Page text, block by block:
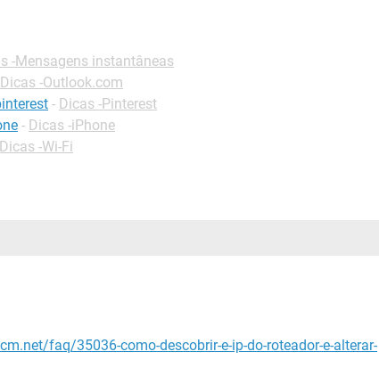
-Mensagens instantâneas
Dicas -Outlook.com
- Dicas -Pinterest
- Dicas -iPhone
Dicas -Wi-Fi
faq/35036-como-descobrir-e-ip-do-roteador-e-alterar-